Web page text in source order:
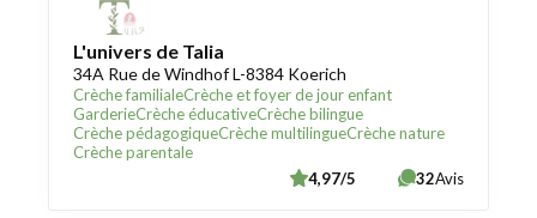
L'univers de Talia
34A Rue de Windhof L-8384 Koerich
Crèche familialeCrèche et foyer de jour enfant
GarderieCrèche éducativeCrèche bilingue
Crèche pédagogiqueCrèche multilingueCrèche nature
Crèche parentale
4,97/5 32Avis